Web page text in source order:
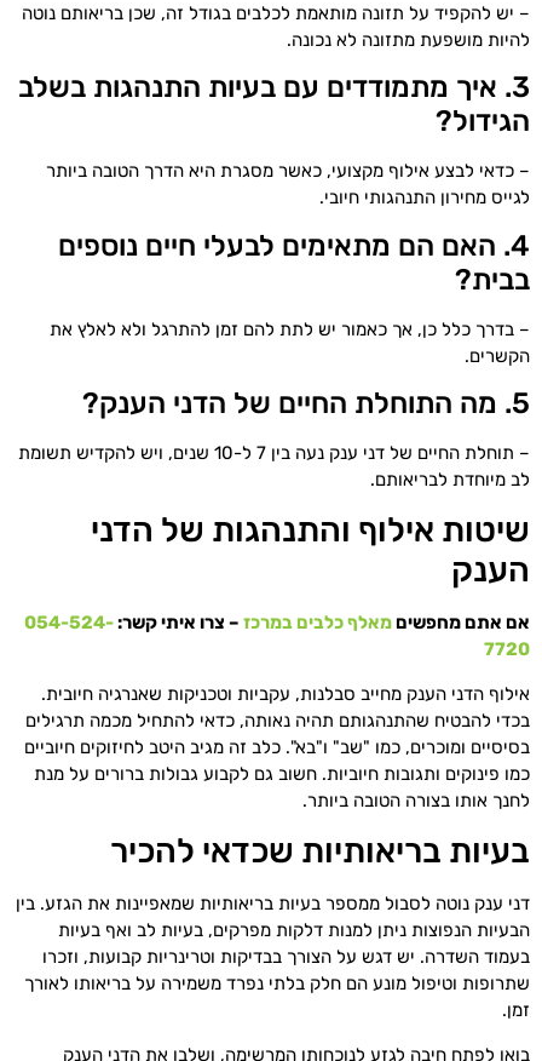
– יש להקפיד על תזונה מותאמת לכלבים בגודל זה, שכן בריאותם נוטה
להיות מושפעת מתזונה לא נכונה.
3. איך מתמודדים עם בעיות התנהגות בשלב
הגידול?
– כדאי לבצע אילוף מקצועי, כאשר מסגרת היא הדרך הטובה ביותר
לגייס מחירון התנהגותי חיובי.
4. האם הם מתאימים לבעלי חיים נוספים
בבית?
– בדרך כלל כן, אך כאמור יש לתת להם זמן להתרגל ולא לאלץ את
הקשרים.
5. מה התוחלת החיים של הדני הענק?
– תוחלת החיים של דני ענק נעה בין 7 ל-10 שנים, ויש להקדיש תשומת
לב מיוחדת לבריאותם.
שיטות אילוף והתנהגות של הדני
הענק
אם אתם מחפשיםמאלף כלבים במרכז – צרו איתי קשר:054-524-
7720
אילוף הדני הענק מחייב סבלנות, עקביות וטכניקות שאנרגיה חיובית.
בכדי להבטיח שהתנהגותם תהיה נאותה, כדאי להתחיל מכמה תרגילים
בסיסיים ומוכרים, כמו "שב" ו"בא". כלב זה מגיב היטב לחיזוקים חיוביים
כמו פינוקים ותגובות חיוביות. חשוב גם לקבוע גבולות ברורים על מנת
לחנך אותו בצורה הטובה ביותר.
בעיות בריאותיות שכדאי להכיר
דני ענק נוטה לסבול ממספר בעיות בריאותיות שמאפיינות את הגזע. בין
הבעיות הנפוצות ניתן למנות דלקות מפרקים, בעיות לב ואף בעיות
בעמוד השדרה. יש דגש על הצורך בבדיקות וטרינריות קבועות, וזכרו
שתרופות וטיפול מונע הם חלק בלתי נפרד משמירה על בריאותו לאורך
זמן.
בואו לפתח חיבה לגזע לנוכחותו המרשימה, ושלבו את הדני הענק